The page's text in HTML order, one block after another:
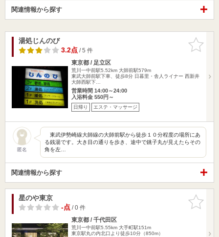
関連情報から探す
お気に入
りに追加
湯処じんのび
3.2点/ 5 件
東京都 / 足立区
荒川一中前駅5.52km 大師前駅579m
東武大師前駅下車、徒歩8分 日暮里・舎人ライナー 西新井
大師西駅下…
営業時間 14:00～24:00
入浴料金 550円～
日帰り エステ・マッサージ
匿名
東武伊勢崎線大師線の大師前駅から徒歩１０分程度の場所にあ
る銭湯です。大き目の通りを歩き、途中で銚子丸が見えたらその
角を左…
関連情報から探す
お気に入
りに追加
星のや東京
-点/ 0 件
東京都 / 千代田区
荒川一中前駅5.55km 大手町駅151m
東京駅丸の内北口より徒歩10分（850m）